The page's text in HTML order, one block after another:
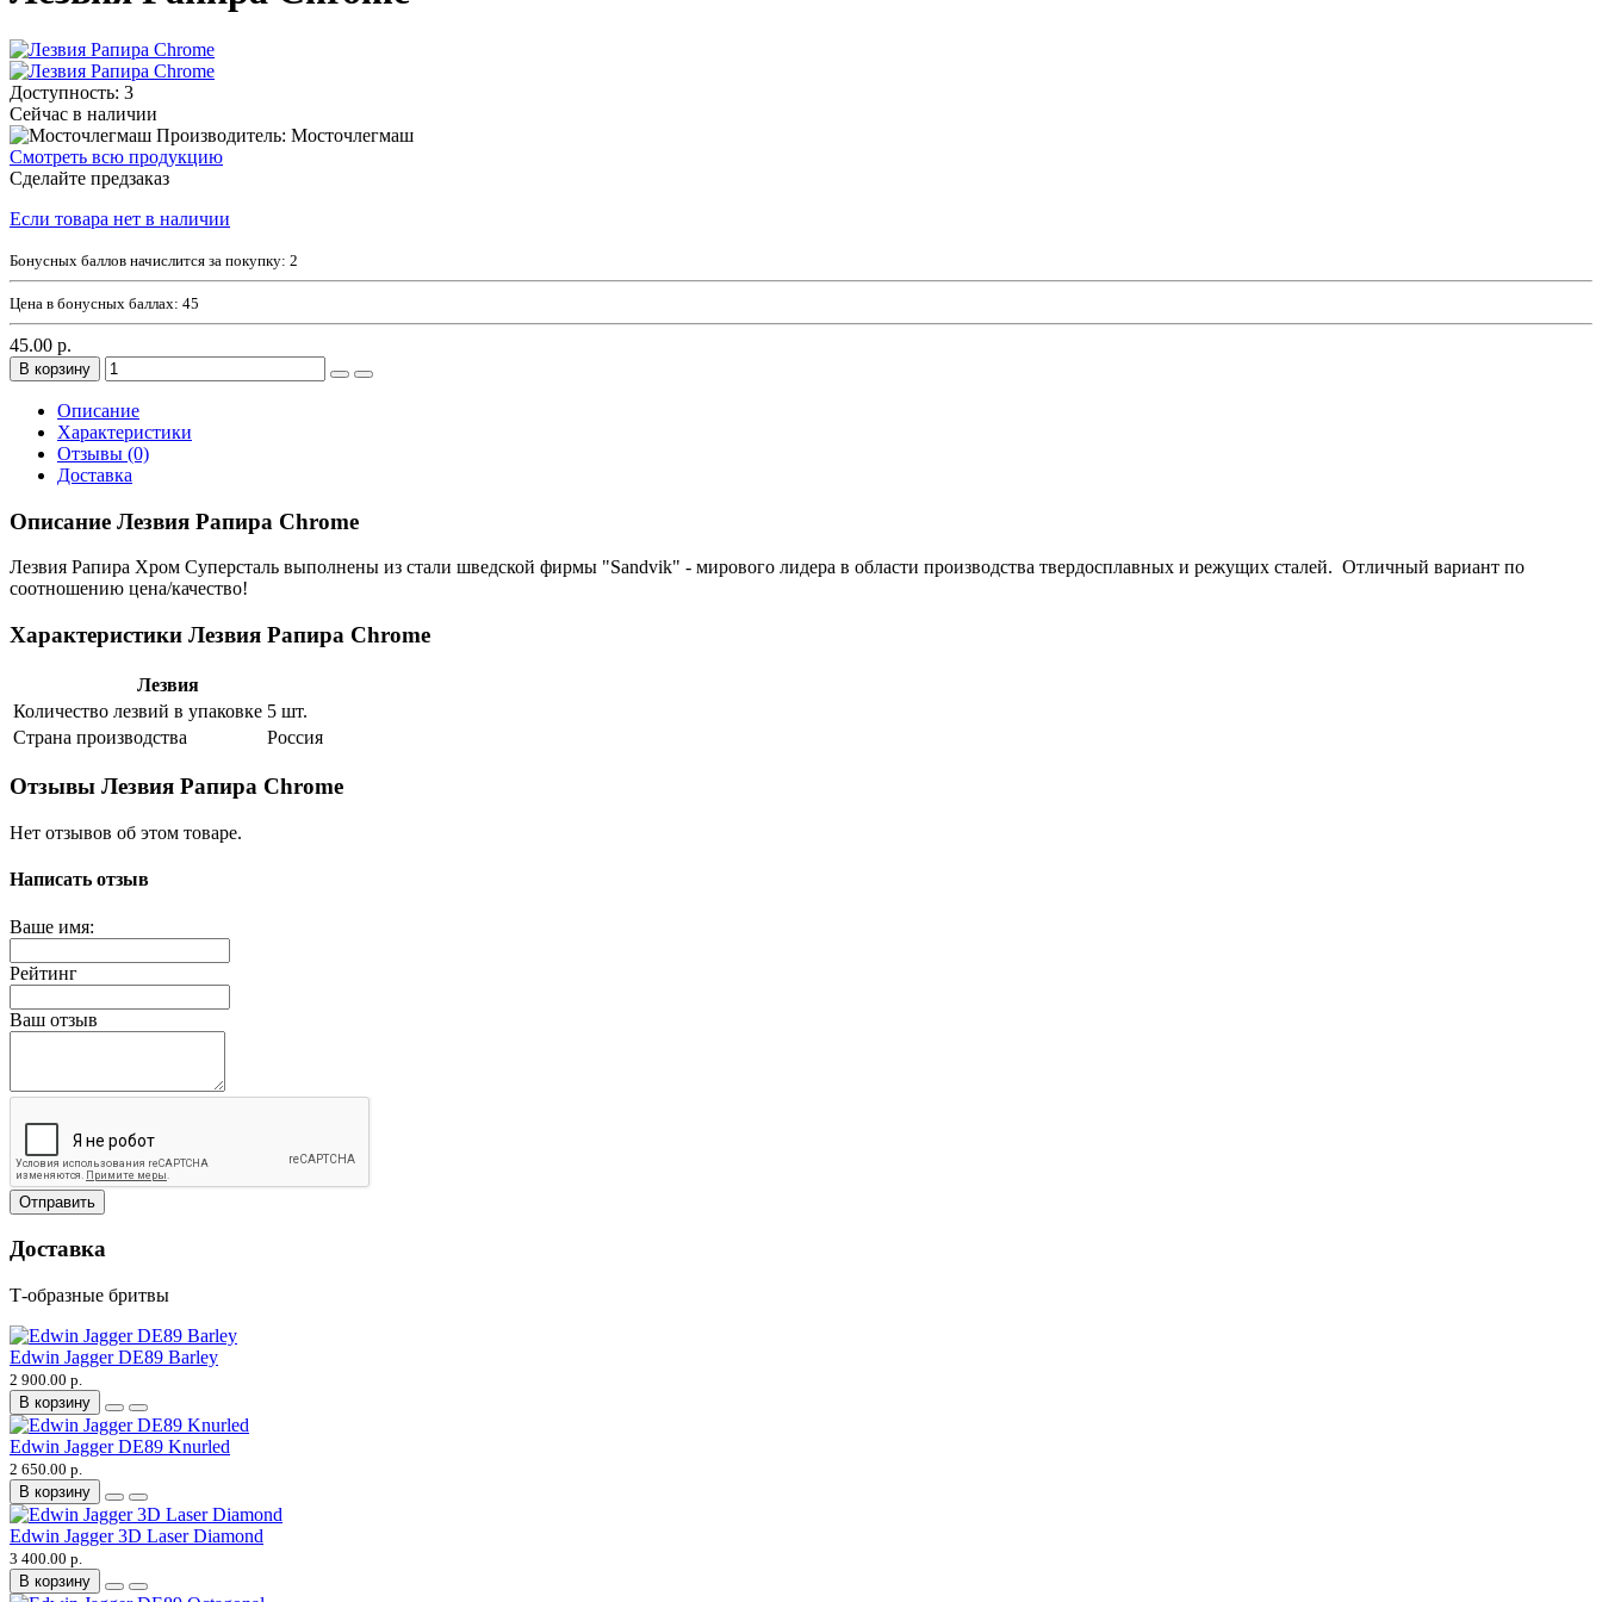
Доступность: 3
Сейчас в наличии
Производитель: Мосточлегмаш
Смотреть всю продукцию
Сделайте предзаказ
Если товара нет в наличии
Бонусных баллов начислится за покупку: 2
Цена в бонусных баллах: 45
45.00 р.
В корзину
Описание
Характеристики
Отзывы (0)
Доставка
Описание Лезвия Рапира Сhrome
Лезвия Рапира Хром Суперсталь выполнены из стали шведской фирмы "Sandvik" - мирового лидера в области производства твердосплавных и режущих сталей. Отличный вариант по
соотношению цена/качество!
Характеристики Лезвия Рапира Сhrome
Лезвия
Количество лезвий в упаковке 5 шт.
Страна производства
Россия
Отзывы Лезвия Рапира Сhrome
Нет отзывов об этом товаре.
Написать отзыв
Ваше имя:
Рейтинг
Ваш отзыв
Отправить
Доставка
Т-образные бритвы
Edwin Jagger DE89 Barley
2 900.00 р.
В корзину
Edwin Jagger DE89 Knurled
2 650.00 р.
В корзину
Edwin Jagger 3D Laser Diamond
3 400.00 р.
В корзину